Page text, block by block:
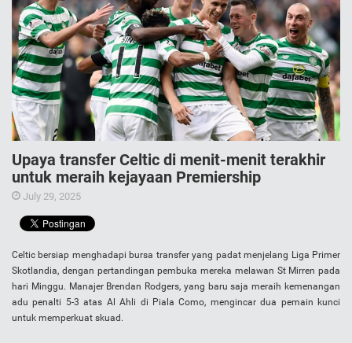
Upaya transfer Celtic di menit-menit terakhir
untuk meraih kejayaan Premiership
July 29, 2025
Celtic bersiap menghadapi bursa transfer yang padat menjelang Liga Primer
Skotlandia, dengan pertandingan pembuka mereka melawan St Mirren pada
hari Minggu. Manajer Brendan Rodgers, yang baru saja meraih kemenangan
adu penalti 5-3 atas Al Ahli di Piala Como, mengincar dua pemain kunci
untuk memperkuat skuad.